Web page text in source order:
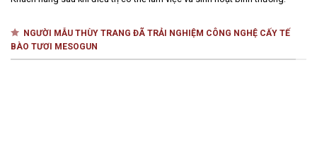
NGƯỜI MẪU THÙY TRANG ĐÃ TRẢI NGHIỆM CÔNG NGHỆ CẤY TẾ
BÀO TƯƠI MESOGUN